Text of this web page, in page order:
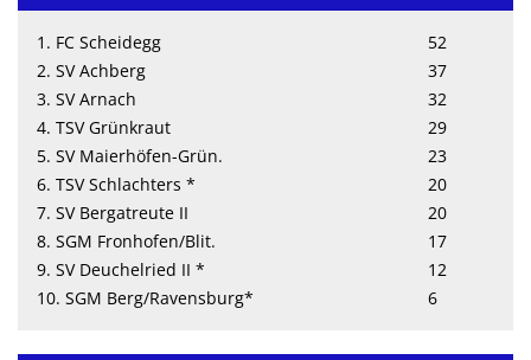
1. FC Scheidegg
52
2. SV Achberg
37
3. SV Arnach
32
4. TSV Grünkraut
29
5. SV Maierhöfen-Grün.
23
6. TSV Schlachters *
20
7. SV Bergatreute II
20
8. SGM Fronhofen/Blit.
17
9. SV Deuchelried II *
12
10. SGM Berg/Ravensburg*
6